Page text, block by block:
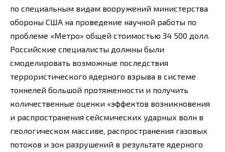
по специальным видам вооружений министерства
обороны США на проведение научной работы по
проблеме «Метро» общей стоимостью 34 500 долл.
Российские специалисты должны были
смоделировать возможные последствия
террористического ядерного взрыва в системе
тоннелей большой протяженности и получить
количественные оценки «эффектов возникновения
и распространения сейсмических ударных волн в
геологическом массиве, распространения газовых
потоков и зон разрушений в результате ядерного